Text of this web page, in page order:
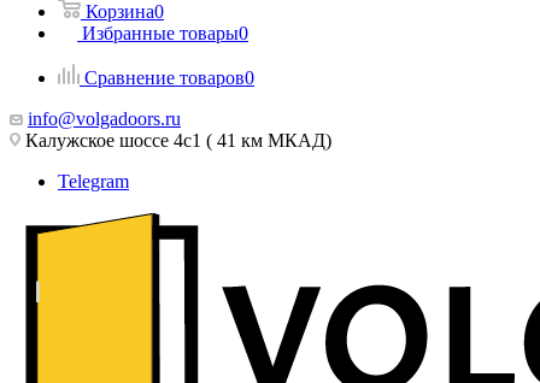
Корзина0
Избранные товары0
Сравнение товаров0
info@volgadoors.ru
Калужское шоссе 4с1 ( 41 км МКАД)
Telegram